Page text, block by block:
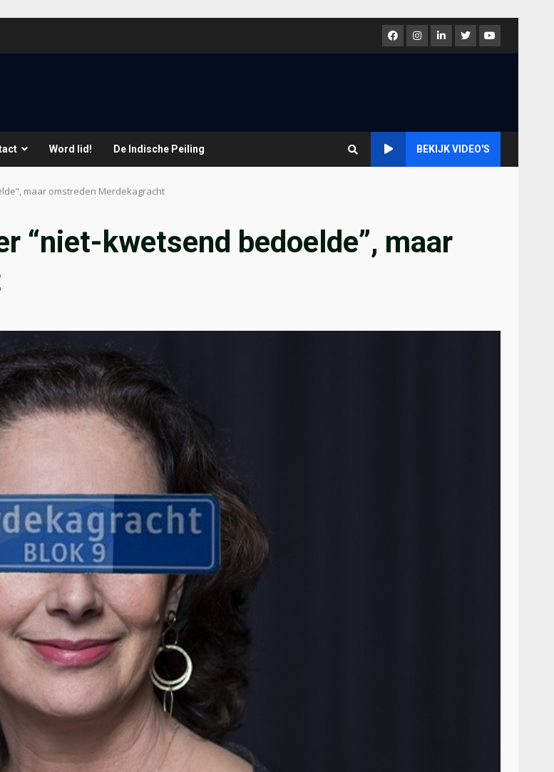
FacebookInstagram
LinkedInTwitterYoutube
Word lid! De Indische Peiling BEKIJK VIDEO'S
maar omstreden Merdekagracht
“niet-kwetsend bedoelde”, maar